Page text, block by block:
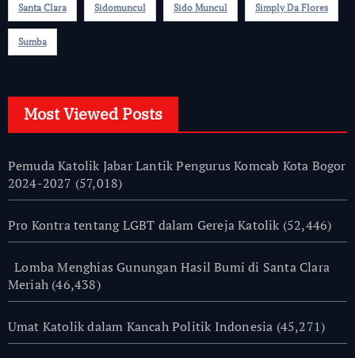
Santa Clara Sidomuncul Sido Muncul Simply Da Flores
Sumba
Most Viewed Posts
Pemuda Katolik Jabar Lantik Pengurus Komcab Kota Bogor
2024-2027 (57,018)
Pro Kontra tentang LGBT dalam Gereja Katolik (52,446)
Lomba Menghias Gunungan Hasil Bumi di Santa Clara
Meriah (46,438)
Umat Katolik dalam Kancah Politik Indonesia (45,271)